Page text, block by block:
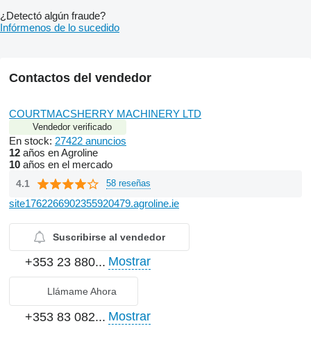
¿Detectó algún fraude?
Infórmenos de lo sucedido
Contactos del vendedor
COURTMACSHERRY MACHINERY LTD
Vendedor verificado
En stock: 27422 anuncios
12 años en Agroline
10 años en el mercado
4.1 58 reseñas
site1762266902355920479.agroline.ie
Suscribirse al vendedor
+353 23 880... Mostrar
Llámame Ahora
+353 83 082... Mostrar